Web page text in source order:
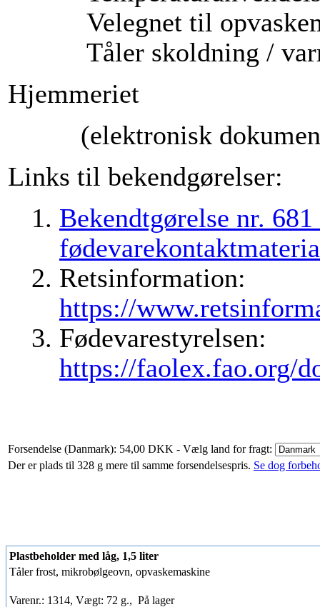
Velegnet til
Tåler skoldning /
Hjemmeriet
(elektronisk
Links til bekendgørelser:
Bekendtgørelse nr.
Retsinformation:
https://
Fødevarestyrelsen:
https://faolex.fao.org/
Forsendelse (Danmark): 54,00 DKK - Vælg land for fragt:
Der er plads til 328 g mere til samme forsendelsespris. Se dog
Plastbeholder med låg, 1,5 liter
Tåler frost, mikrobølgeovn, opvaskemaskine
Varenr.: 1314, Vægt: 72 g., På lager